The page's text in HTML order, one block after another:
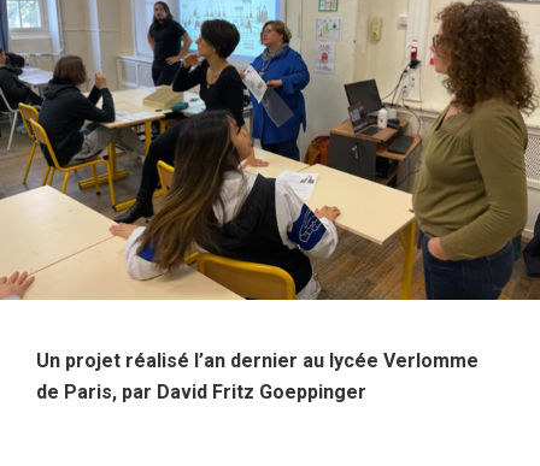
Un projet réalisé l’an dernier au lycée Verlomme
de Paris, par David Fritz Goeppinger